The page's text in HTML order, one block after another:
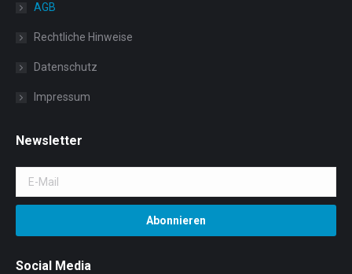
AGB
Rechtliche Hinweise
Datenschutz
Impressum
Newsletter
Social Media